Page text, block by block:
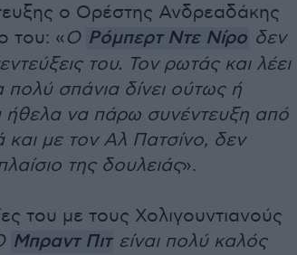
ο Ορέστης Ανδρεαδάκης
του: « Ο Ρόμπερτ Ντε Νίρο δεν
του. Τον ρωτάς και λέει
πολύ σπάνια δίνει ούτως ή
ήθελα να πάρω συνέντευξη από
και με τον Αλ Πατσίνο, δεν
της δουλειάς».
του με τους Χολιγουντιανούς
Μπραντ Πιτ είναι πολύ καλός